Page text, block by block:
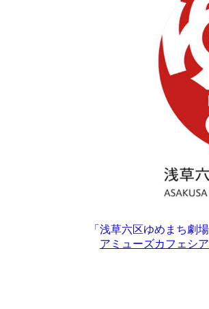
「浅草六区ゆめ まち劇場
アミューズカフェシ